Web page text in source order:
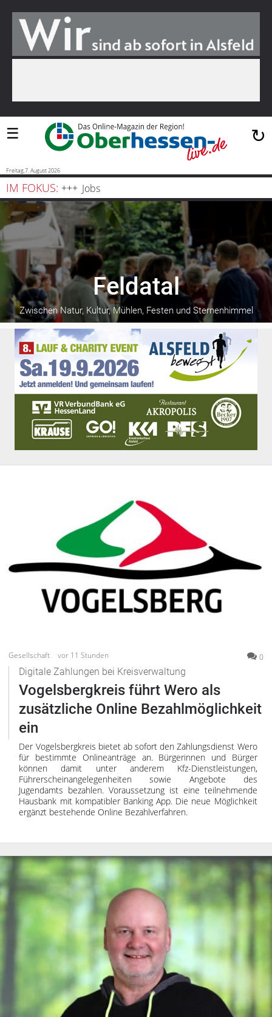
Suchen
Blaulicht
Sport
Politik
Bauen
und
Wohnen
Freizeit
Gesellschaft
Gesundheit
Kultur
Lifestyle
Wirtschaft
Vogelsberg
Alsfeld
Lauterbach
Romrod
Antrifttal
Feldatal
Freiensteinau
Gemünden
Grebenau
Grebenhain
Lautertal
Mücke
Schwalmtal
Ulrichstein
Schwalm
Fulda
Gießen
Impressum
Datenschutzerklärung
☰ ↻
Freitag,7. August 2026
IM FOKUS: Jobs
Feldatal
Zwischen Natur, Kultur, Mühlen, Festen und Sternenhimmel
Gesellschaft vor 11 Stunden 0
Digitale Zahlungen bei Kreisverwaltung
Vogelsbergkreis führt Wero als
zusätzliche Online Bezahlmöglichkeit
ein
Der Vogelsbergkreis bietet ab sofort den Zahlungsdienst Wero
für bestimmte Onlineanträge an. Bürgerinnen und Bürger
können damit unter anderem Kfz-Dienstleistungen,
Führerscheinangelegenheiten sowie Angebote des
Jugendamts bezahlen. Voraussetzung ist eine teilnehmende
Hausbank mit kompatibler Banking App. Die neue Möglichkeit
ergänzt bestehende Online Bezahlverfahren.